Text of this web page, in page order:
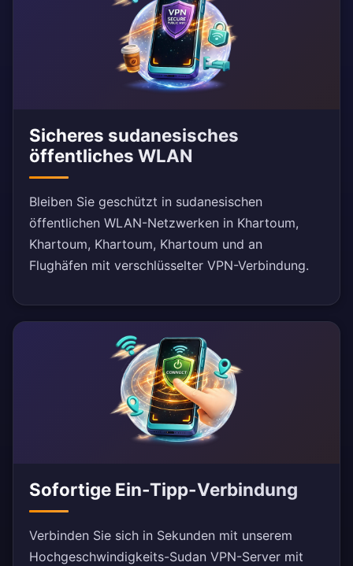
Sicheres sudanesisches
öffentliches WLAN
Bleiben Sie geschützt in sudanesischen
öffentlichen WLAN-Netzwerken in Khartoum,
Khartoum, Khartoum, Khartoum und an
Flughäfen mit verschlüsselter VPN-Verbindung.
Sofortige Ein-Tipp-Verbindung
Verbinden Sie sich in Sekunden mit unserem
Hochgeschwindigkeits-Sudan VPN-Server mit